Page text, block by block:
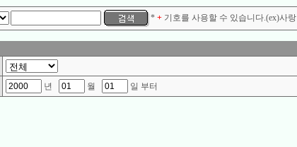
* + 기호를 사용할 수 있습니다.(ex)사랑
년 월 일 부터